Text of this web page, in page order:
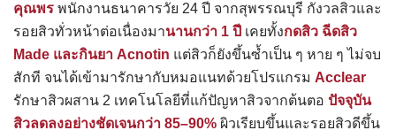
คุณพร พนักงานธนาคารวัย 24 ปี จากสุพรรณบุรี กังวลสิวและ
รอยสิวทั่วหน้าต่อเนื่องมานานกว่า 1 ปี เคยทั้งกดสิว ฉีดสิว
Made และกินยา Acnotin แต่สิวก็ยังขึ้นซ้ำเป็น ๆ หาย ๆ ไม่จบ
สักที จนได้เข้ามารักษากับหมอแนทด้วยโปรแกรม Acclear
รักษาสิวผสาน 2 เทคโนโลยีที่แก้ปัญหาสิวจากต้นตอ ปัจจุบัน
สิวลดลงอย่างชัดเจนกว่า 85–90% ผิวเรียบขึ้นและรอยสิวดีขึ้น